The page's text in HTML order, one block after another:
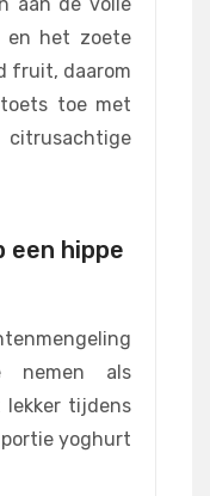
en het zoete
fruit, daarom
toe met
een hippe
nemen als
lekker tijdens
yoghurt